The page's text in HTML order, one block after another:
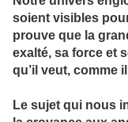
soient visibles
prouve que la
exalté, sa force et
qu’il veut, comme
Le sujet qui nous